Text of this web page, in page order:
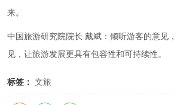
来。
中国旅游研究院院长 戴斌：倾听游客的意见
见，让旅游发展更具有包容性和可持续性。
标签： 文旅